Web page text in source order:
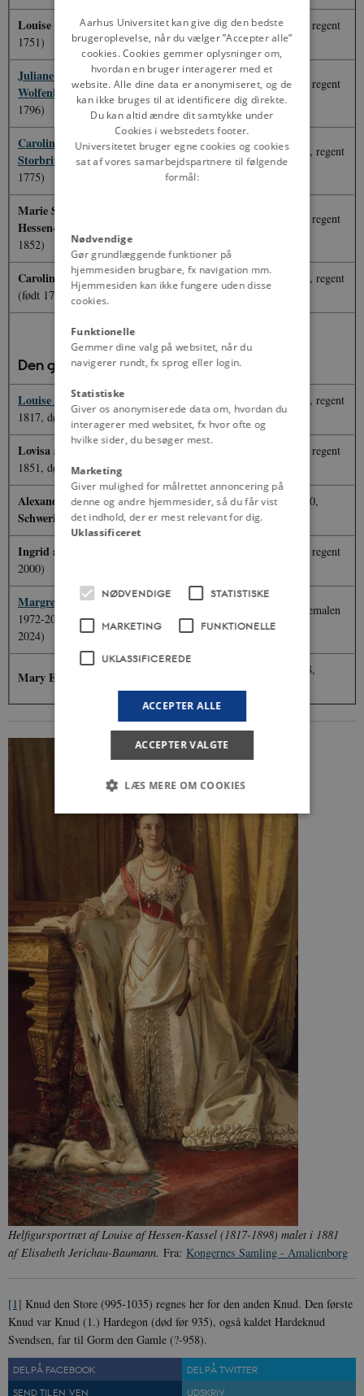
Louise af England (født 1724, død
1751)
Frederik 5.(født 1723, regent
1746-1766)
Juliane Marie af Braunschweig-
Wolfenbüttel(født 1729, død
1796)
Frederik 5.(født 1723, regent
1746-1766)
Caroline Mathilde af
Storbritannien(født 1751, død
1775)
Christian 7.(født 1749, regent
1766-1808)
Marie Sophie Frederikke af
Hessen-Kassel
1852)
(født 1768, regent
Caroline Amalie af Augustenborg
(født 1796, død 1881)
Christian 8.(født 1786, regent
Den glücksborgske slægt
Louise af Hessen-Kassel
1817, død 1898)
(født 1818, regent
1863-1906)
Lovisa af Sverige-Norge
1851, død 1926)
(født 1843, regent
Alexandrine af Mecklenburg-
Schwerin
(født 1879, død 1952)
Christian 10.(født 1870,
regent 1912-1947)
Ingrid af Sverige
2000)
(født 1899, regent
Margrethe 2.(født 1940, regent
1972-2024, abdicerede 14. januar
2024)
Henrik, H.K.H. Prinsgemalen
(1934-2018)
Mary Elizabeth
Frederik 10. (født 1968,
Helfigursportræt af Louise af Hessen-Kassel (1817-1898) malet i 1881
af Elisabeth Jerichau-Baumann. Fra: Kongernes Samling - Amalienborg
[1] Knud den Store (995-1035) regnes her for den anden Knud. Den første
Knud var Knud (1.) Hardegon (død før 935), også kaldet Hardeknud
Svendsen, far til Gorm den Gamle (?-958).
DEL PÅ FACEBOOK
DEL PÅ TWITTER
SEND TIL EN VEN
UDSKRIV
DANISH
Aarhus Universitet kan give dig den bedste
brugeroplevelse, når du vælger ”Accepter alle”
cookies. Cookies gemmer oplysninger om,
hvordan en bruger interagerer med et
website. Alle dine data er anonymiseret, og de
kan ikke bruges til at identificere dig direkte.
Du kan altid ændre dit samtykke under
Cookies i webstedets footer.
Universitetet bruger egne cookies og cookies
sat af vores samarbejdspartnere til følgende
formål:
Nødvendige
Gør grundlæggende funktioner på
hjemmesiden brugbare, fx navigation mm.
Hjemmesiden kan ikke fungere uden disse
cookies.
Funktionelle
Gemmer dine valg på websitet, når du
navigerer rundt, fx sprog eller login.
Statistiske
Giver os anonymiserede data om, hvordan du
interagerer med websitet, fx hvor ofte og
hvilke sider, du besøger mest.
Marketing
Giver mulighed for målrettet annoncering på
denne og andre hjemmesider, så du får vist
det indhold, der er mest relevant for dig.
Uklassificeret
NØDVENDIGE STATISTISKE
MARKETING FUNKTIONELLE
UKLASSIFICEREDE
ACCEPTER ALLE
ACCEPTER VALGTE
LÆS MERE OM COOKIES
Nødvendige
Marketing
Funktionelle
Uklassificerede
Nødvendige cookies hjælper med at gøre
hjemmesiden brugbar ved at aktivere nogle
grundlæggende funktioner som navigation mm.
Hjemmesiden kan ikke fungerer uden disse
cookies.
Navn
Udbyder / Domæne
be_typo_user
TYPO3 Association
.danmarkshistorien.dk
sp_t
Spotify Inc.
.spotify.com
sp_landing
Spotify Inc.
.spotify.com
1 dag
JSESSIONID
Oracle Corporation
.nr-data.net